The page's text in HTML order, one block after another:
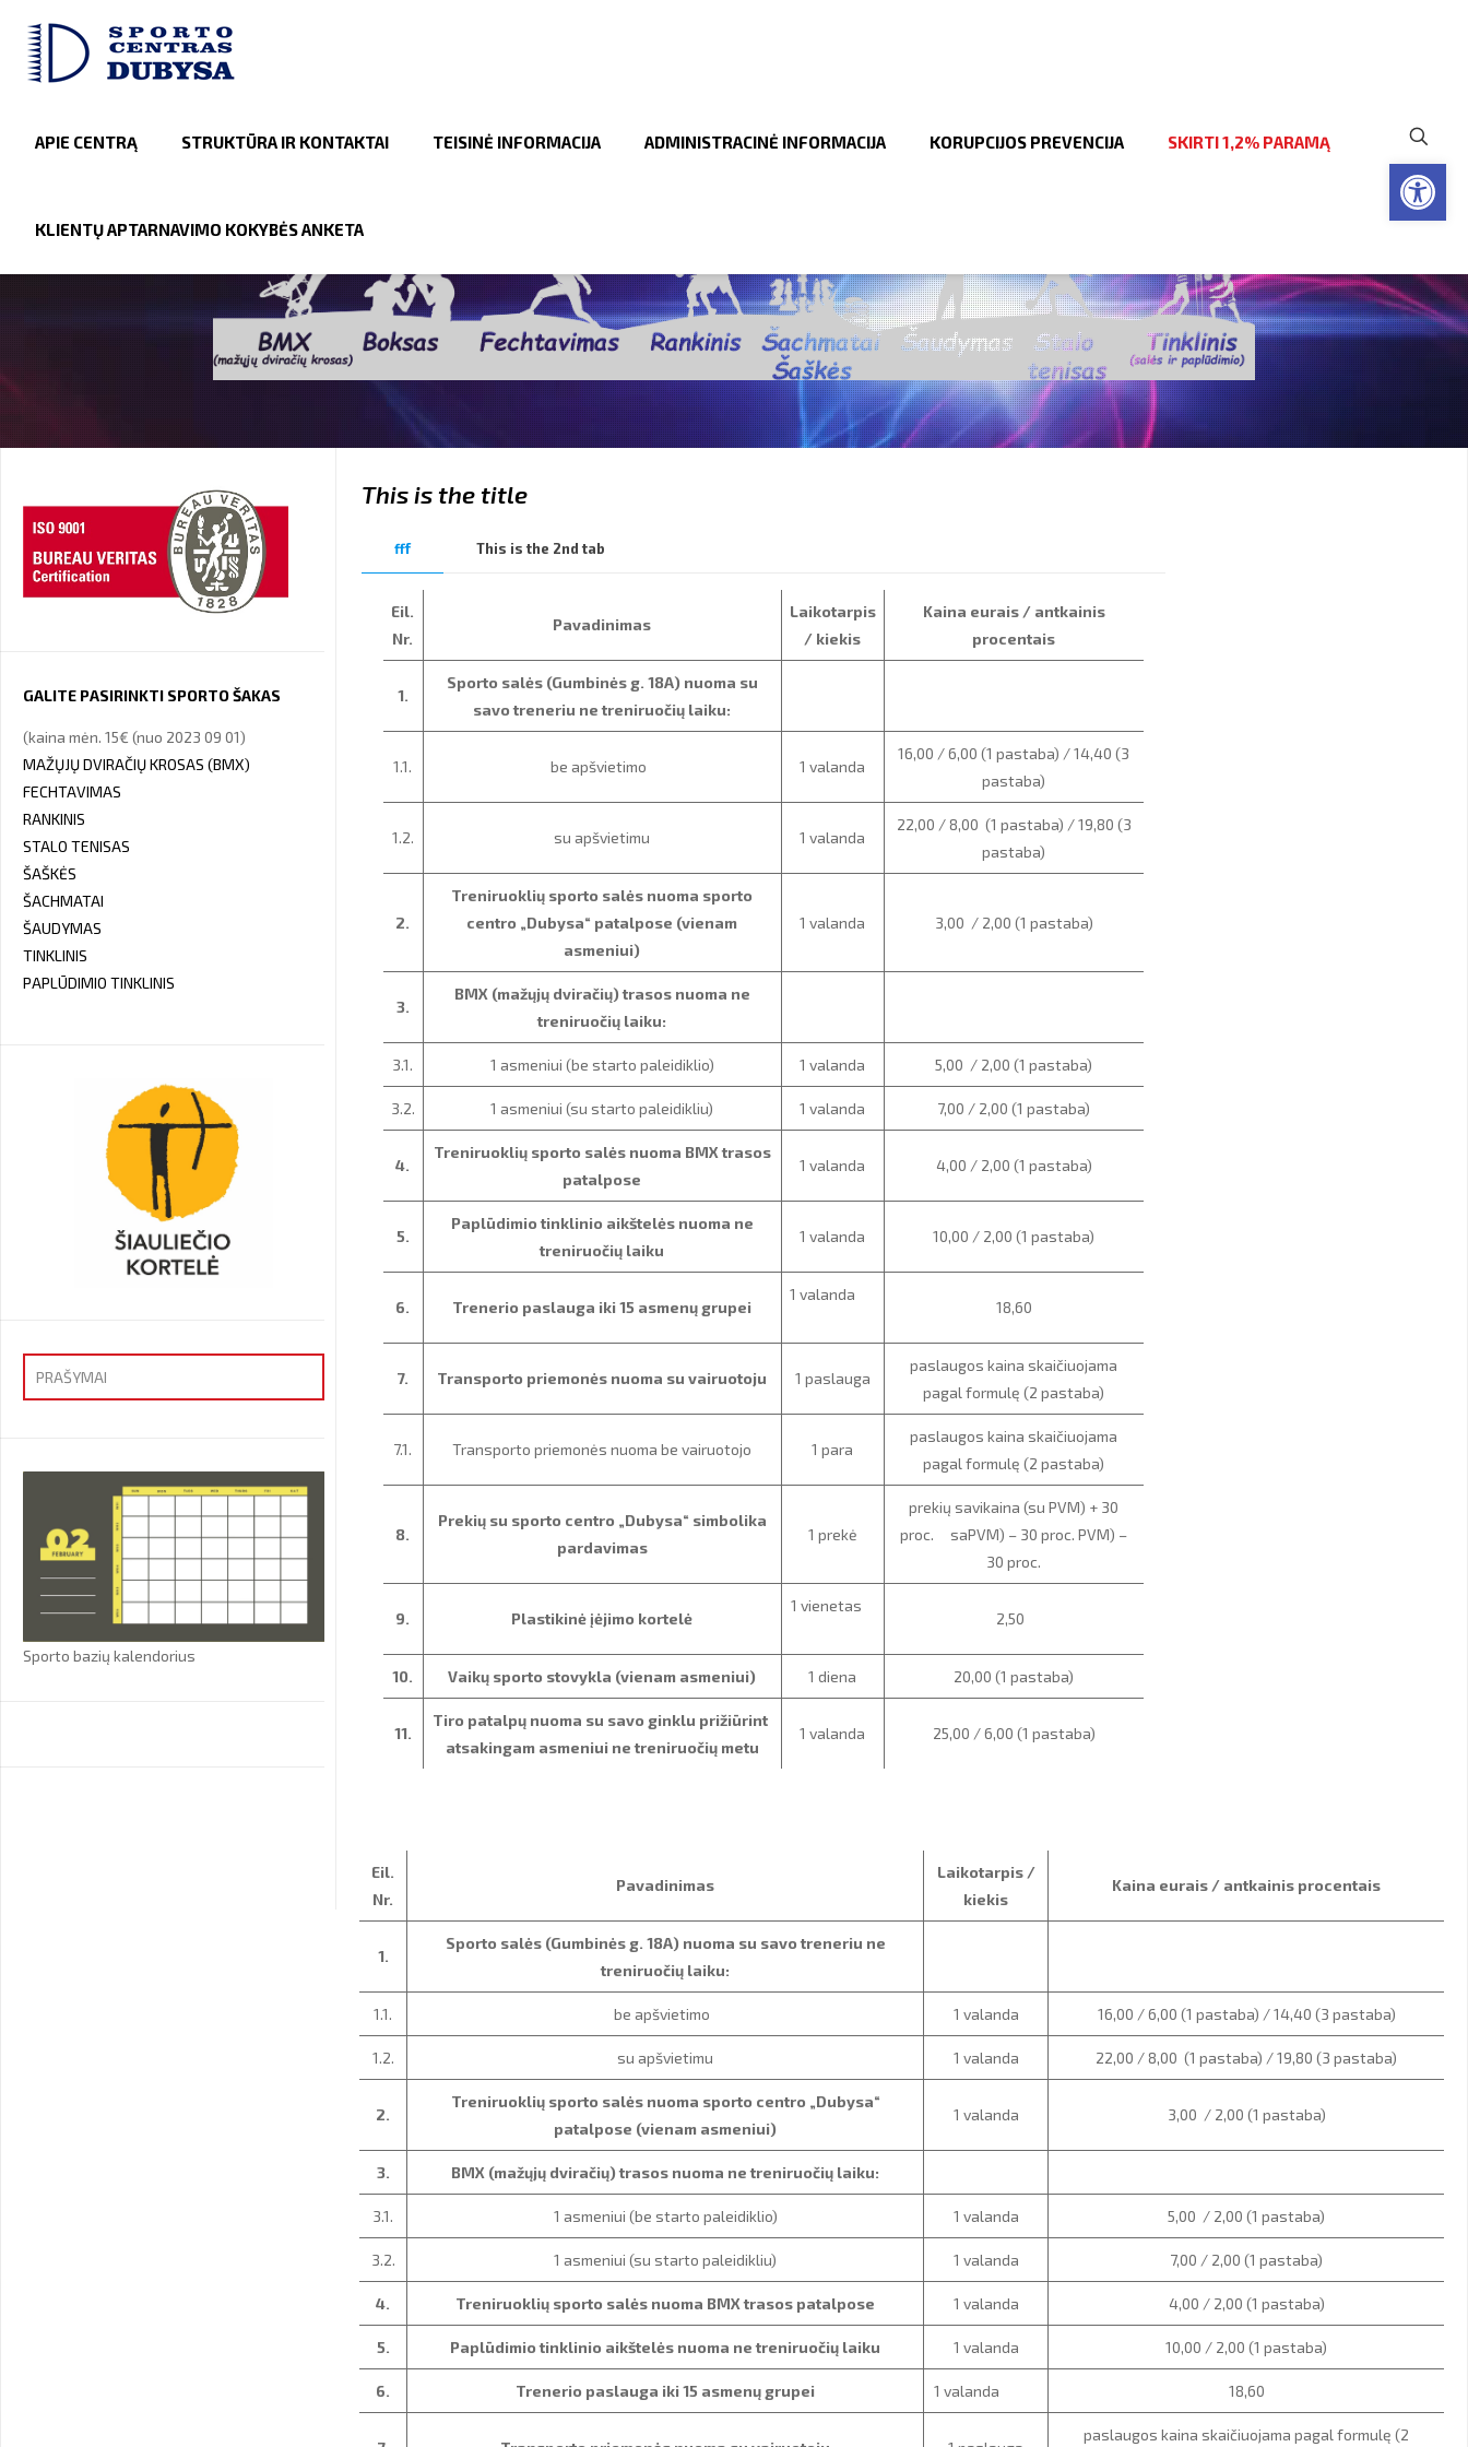
Open
APIE CENTRĄ STRUKTŪRA IR KONTAKTAI TEISINĖ INFORMACIJA ADMINISTRACINĖ INFORMACIJA KORUPCIJOS PREVENCIJA SKIRTI 1,2% PARAMĄ
KLIENTŲ APTARNAVIMO KOKYBĖS ANKETA
This is the title
fff This is the 2nd tab
Eil.
Nr.
Pavadinimas
Laikotarpis
/ kiekis
Kaina eurais / antkainis
procentais
1.
Sporto salės (Gumbinės g. 18A) nuoma su
savo treneriu ne treniruočių laiku:
1.1. be apšvietimo 1 valanda
16,00 / 6,00 (1 pastaba) / 14,40 (3
pastaba)
1.2. su apšvietimu 1 valanda
22,00 / 8,00 (1 pastaba) / 19,80 (3
pastaba)
2.
Treniruoklių sporto salės nuoma sporto
centro „Dubysa“ patalpose (vienam
asmeniui)
1 valanda 3,00 / 2,00 (1 pastaba)
3.
BMX (mažųjų dviračių) trasos nuoma ne
treniruočių laiku:
3.1. 1 asmeniui (be starto paleidiklio) 1 valanda 5,00 / 2,00 (1 pastaba)
3.2. 1 asmeniui (su starto paleidikliu) 1 valanda 7,00 / 2,00 (1 pastaba)
4.
Treniruoklių sporto salės nuoma BMX trasos
patalpose
1 valanda 4,00 / 2,00 (1 pastaba)
5.
Paplūdimio tinklinio aikštelės nuoma ne
treniruočių laiku
1 valanda 10,00 / 2,00 (1 pastaba)
6. Trenerio paslauga iki 15 asmenų grupei
1 valanda
18,60
7. Transporto priemonės nuoma su vairuotoju 1 paslauga
paslaugos kaina skaičiuojama
pagal formulę (2 pastaba)
7.1. Transporto priemonės nuoma be vairuotojo 1 para
paslaugos kaina skaičiuojama
pagal formulę (2 pastaba)
8.
Prekių su sporto centro „Dubysa“ simbolika
pardavimas
1 prekė
prekių savikaina (su PVM) + 30
proc. saPVM) – 30 proc. PVM) –
30 proc.
9. Plastikinė įėjimo kortelė
1 vienetas
2,50
10. Vaikų sporto stovykla (vienam asmeniui) 1 diena 20,00 (1 pastaba)
11.
Tiro patalpų nuoma su savo ginklu prižiūrint
atsakingam asmeniui ne treniruočių metu
1 valanda 25,00 / 6,00 (1 pastaba)
Eil.
Nr.
Pavadinimas
Laikotarpis /
kiekis
Kaina eurais / antkainis procentais
1.
Sporto salės (Gumbinės g. 18A) nuoma su savo treneriu ne
treniruočių laiku:
1.1. be apšvietimo 1 valanda 16,00 / 6,00 (1 pastaba) / 14,40 (3 pastaba)
1.2. su apšvietimu 1 valanda 22,00 / 8,00 (1 pastaba) / 19,80 (3 pastaba)
2.
Treniruoklių sporto salės nuoma sporto centro „Dubysa“
patalpose (vienam asmeniui)
1 valanda 3,00 / 2,00 (1 pastaba)
3. BMX (mažųjų dviračių) trasos nuoma ne treniruočių laiku:
3.1. 1 asmeniui (be starto paleidiklio) 1 valanda 5,00 / 2,00 (1 pastaba)
3.2. 1 asmeniui (su starto paleidikliu) 1 valanda 7,00 / 2,00 (1 pastaba)
4. Treniruoklių sporto salės nuoma BMX trasos patalpose 1 valanda 4,00 / 2,00 (1 pastaba)
5. Paplūdimio tinklinio aikštelės nuoma ne treniruočių laiku 1 valanda 10,00 / 2,00 (1 pastaba)
6. Trenerio paslauga iki 15 asmenų grupei 1 valanda 18,60
paslaugos kaina skaičiuojama pagal formulę (2
GALITE PASIRINKTI SPORTO ŠAKAS
(kaina mėn. 15€ (nuo 2023 09 01)
MAŽŲJŲ DVIRAČIŲ KROSAS (BMX)
FECHTAVIMAS
RANKINIS
STALO TENISAS
ŠAŠKĖS
ŠACHMATAI
ŠAUDYMAS
TINKLINIS
PAPLŪDIMIO TINKLINIS
PRAŠYMAI
Sporto bazių kalendorius